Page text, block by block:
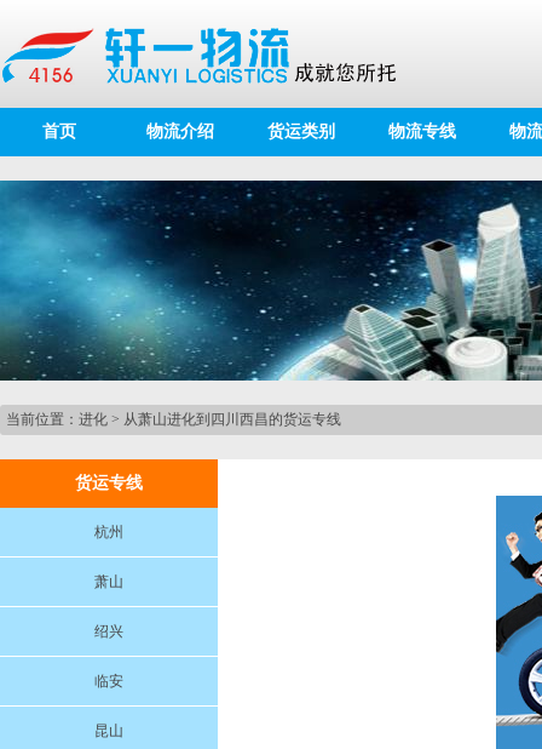
首页 物流介绍 货运类别 物流专线 物
当前位置： 进化 > 从萧山进化到四川西昌的货运专线
货运专线
杭州
萧山
绍兴
临安
昆山